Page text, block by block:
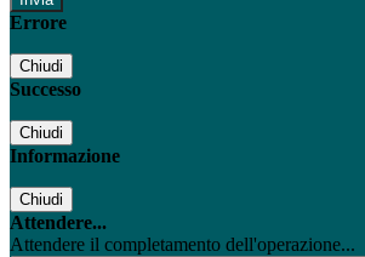
Errore
Chiudi
Successo
Chiudi
Informazione
Chiudi
Attendere...
Attendere il completamento dell'operazione...